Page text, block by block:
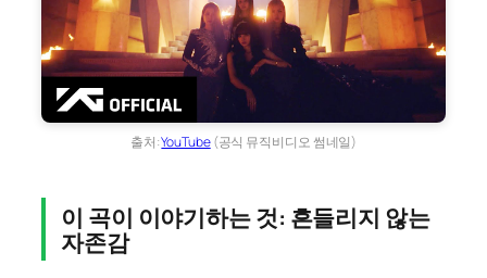
출처:YouTube(공식 뮤직비디오 썸네일)
이 곡이 이야기하는 것: 흔들리지 않는
자존감